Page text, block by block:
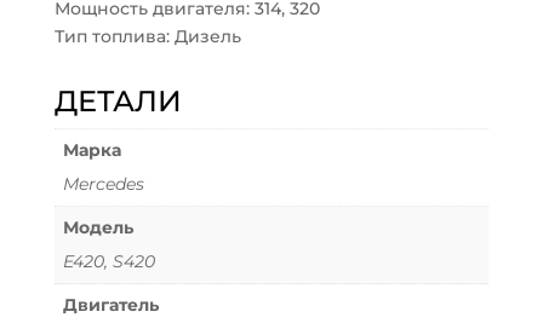
Мощность двигателя: 314, 320
Тип топлива: Дизель
ДЕТАЛИ
Марка
Mercedes
Модель
E420, S420
Двигатель